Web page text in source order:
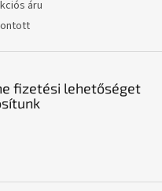
áru
fizetési lehetőséget